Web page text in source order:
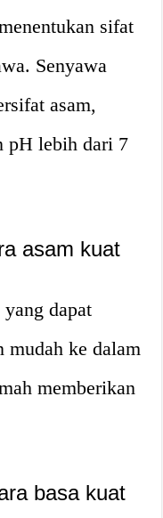
sifat
Senyawa
asam,
pH lebih dari 7
asam kuat
dapat
mudah ke dalam
memberikan
basa kuat